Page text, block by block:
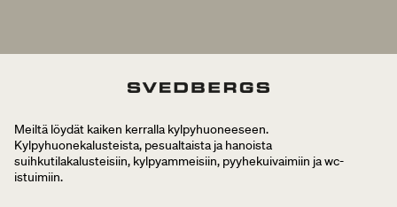
Meiltä löydät kaiken kerralla kylpyhuoneeseen.
Kylpyhuonekalusteista, pesualtaista ja hanoista
suihkutilakalusteisiin, kylpyammeisiin, pyyhekuivaimiin ja wc-
istuimiin.